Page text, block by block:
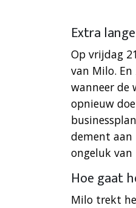
Extra
Op vrijdag
van Milo.
wanneer de
opnieuw
dement aan
ongeluk van
Hoe gaat
Milo trekt